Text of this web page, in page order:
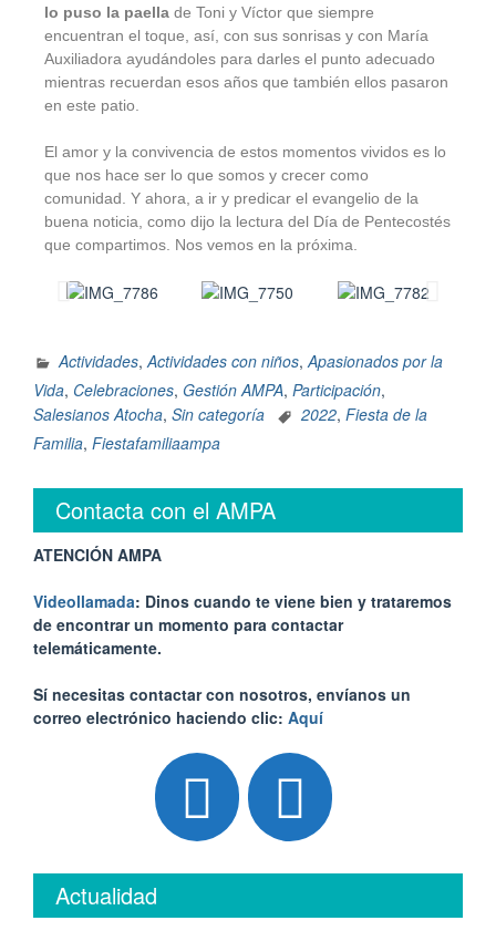
lo puso la paella de Toni y Víctor que siempre
encuentran el toque, así, con sus sonrisas y con María
Auxiliadora ayudándoles para darles el punto adecuado
mientras recuerdan esos años que también ellos pasaron
en este patio.
El amor y la convivencia de estos momentos vividos es lo
que nos hace ser lo que somos y crecer como
comunidad. Y ahora, a ir y predicar el evangelio de la
buena noticia, como dijo la lectura del Día de Pentecostés
que compartimos. Nos vemos en la próxima.
Actividades,Actividades con niños,Apasionados por la
Vida, Celebraciones, Gestión AMPA, Participación,
Salesianos Atocha, Sin categoría 2022, Fiesta de la
Familia, Fiestafamiliaampa
Contacta con el AMPA
ATENCIÓN AMPA
Videollamada: Dinos cuando te viene bien y trataremos
de encontrar un momento para contactar
telemáticamente.
Sí necesitas contactar con nosotros, envíanos un
correo electrónico haciendo clic: Aquí
Actualidad